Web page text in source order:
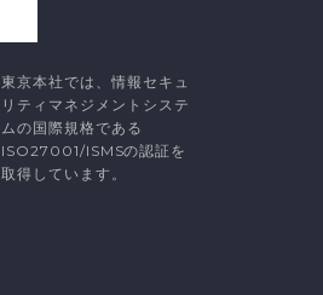
東京本社では、情報セキュ
リティマネジメントシステ
ムの国際規格である
ISO27001/ISMSの認証を
取得しています。